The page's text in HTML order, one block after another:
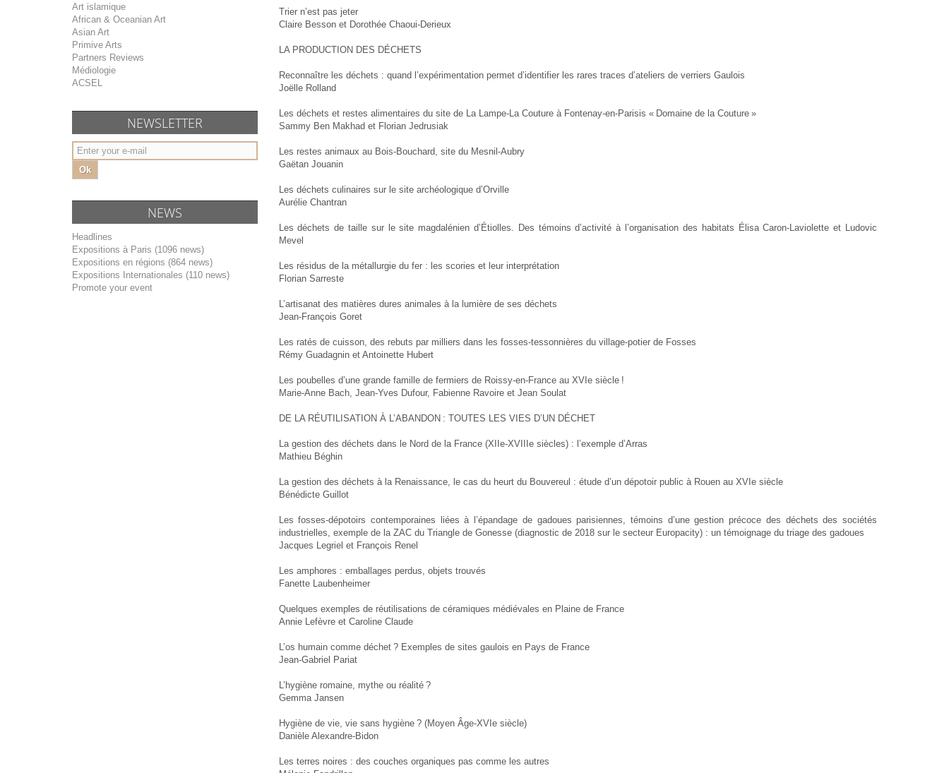
Art islamique
African & Oceanian Art
Asian Art
Primive Arts
Partners Reviews
Médiologie
ACSEL
NEWSLETTER
Ok
NEWS
Headlines
Expositions à Paris (1096 news)
Expositions en régions (864 news)
Expositions Internationales (110 news)
Promote your event
Trier n’est pas jeter
Claire Besson et Dorothée Chaoui-Derieux
LA PRODUCTION DES DÉCHETS
Reconnaître les déchets : quand l’expérimentation permet d’identifier les rares traces d’ateliers de verriers Gaulois
Joëlle Rolland
Les déchets et restes alimentaires du site de La Lampe-La Couture à Fontenay-en-Parisis « Domaine de la Couture »
Sammy Ben Makhad et Florian Jedrusiak
Les restes animaux au Bois-Bouchard, site du Mesnil-Aubry
Gaëtan Jouanin
Les déchets culinaires sur le site archéologique d’Orville
Aurélie Chantran
Les déchets de taille sur le site magdalénien d’Étiolles. Des témoins d’activité à l’organisation des habitats Élisa Caron-Laviolette et Ludovic
Mevel
Les résidus de la métallurgie du fer : les scories et leur interprétation
Florian Sarreste
L’artisanat des matières dures animales à la lumière de ses déchets
Jean-François Goret
Les ratés de cuisson, des rebuts par milliers dans les fosses-tessonnières du village-potier de Fosses
Rémy Guadagnin et Antoinette Hubert
Les poubelles d’une grande famille de fermiers de Roissy-en-France au XVIe siècle !
Marie-Anne Bach, Jean-Yves Dufour, Fabienne Ravoire et Jean Soulat
DE LA RÉUTILISATION À L’ABANDON : TOUTES LES VIES D’UN DÉCHET
La gestion des déchets dans le Nord de la France (XIIe-XVIIIe siècles) : l’exemple d’Arras
Mathieu Béghin
La gestion des déchets à la Renaissance, le cas du heurt du Bouvereul : étude d’un dépotoir public à Rouen au XVIe siècle
Bénédicte Guillot
Les fosses-dépotoirs contemporaines liées à l’épandage de gadoues parisiennes, témoins d’une gestion précoce des déchets des sociétés
industrielles, exemple de la ZAC du Triangle de Gonesse (diagnostic de 2018 sur le secteur Europacity) : un témoignage du triage des gadoues
Jacques Legriel et François Renel
Les amphores : emballages perdus, objets trouvés
Fanette Laubenheimer
Quelques exemples de réutilisations de céramiques médiévales en Plaine de France
Annie Lefèvre et Caroline Claude
L’os humain comme déchet ? Exemples de sites gaulois en Pays de France
Jean-Gabriel Pariat
L’hygiène romaine, mythe ou réalité ?
Gemma Jansen
Hygiène de vie, vie sans hygiène ? (Moyen Âge-XVIe siècle)
Danièle Alexandre-Bidon
Les terres noires : des couches organiques pas comme les autres